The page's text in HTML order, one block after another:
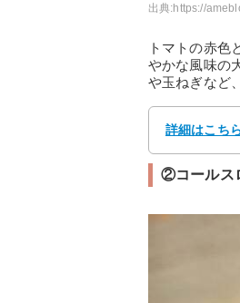
出典:https://
トマトの赤色
やかな風味の
や玉ねぎなど
詳細はこち
②コールス